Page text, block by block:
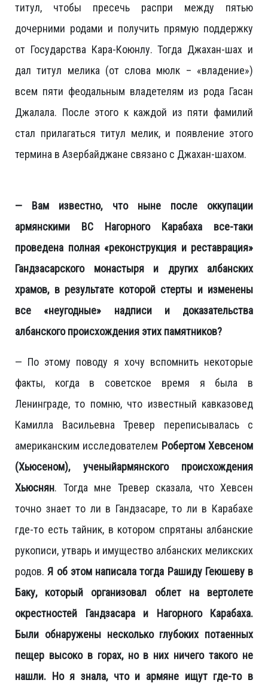
титул, чтобы пресечь распри между пятью
дочерними родами и получить прямую поддержку
от Государства Кара-Коюнлу. Тогда Джахан-шах и
дал титул мелика (от слова мюлк – «владение»)
всем пяти феодальным владетелям из рода Гасан
Джалала. После этого к каждой из пяти фамилий
стал прилагаться титул мелик, и появление этого
термина в Азербайджане связано с Джахан-шахом.
— Вам известно, что ныне после оккупации
армянскими ВС Нагорного Карабаха все-таки
проведена полная «реконструкция и реставрация»
Гандзасарского монастыря и других албанских
храмов, в результате которой стерты и изменены
все «неугодные» надписи и доказательства
албанского происхождения этих памятников?
— По этому поводу я хочу вспомнить некоторые
факты, когда в советское время я была в
Ленинграде, то помню, что известный кавказовед
Камилла Васильевна Тревер переписывалась с
американским исследователем Робертом Хевсеном
(Хьюсеном), ученыйармянского происхождения
Хьюснян. Тогда мне Тревер сказала, что Хевсен
точно знает то ли в Гандзасаре, то ли в Карабахе
где-то есть тайник, в котором спрятаны албанские
рукописи, утварь и имущество албанских меликских
родов. Я об этом написала тогда Рашиду Геюшеву в
Баку, который организовал облет на вертолете
окрестностей Гандзасара и Нагорного Карабаха.
Были обнаружены несколько глубоких потаенных
пещер высоко в горах, но в них ничего такого не
нашли. Но я знала, что и армяне ищут где-то в